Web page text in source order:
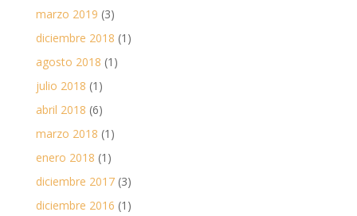
marzo 2019 (3)
diciembre 2018 (1)
agosto 2018 (1)
julio 2018 (1)
abril 2018 (6)
marzo 2018 (1)
enero 2018 (1)
diciembre 2017(3)
diciembre 2016 (1)